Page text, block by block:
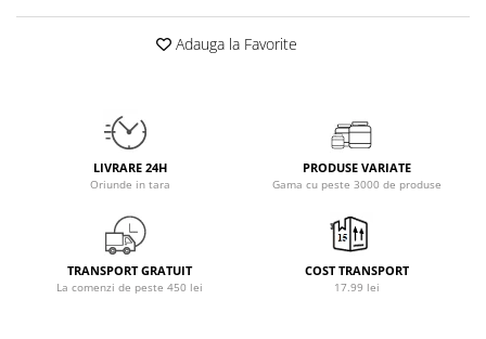
Optimum Nutrition
PerfectShaker
Power System
Pro Tan
Adauga la Favorite
LIVRARE 24H
Oriunde in tara
PRODUSE VARIATE
Gama cu peste 3000 de produse
TRANSPORT GRATUIT
La comenzi de peste 450 lei
COST TRANSPORT
17.99 lei